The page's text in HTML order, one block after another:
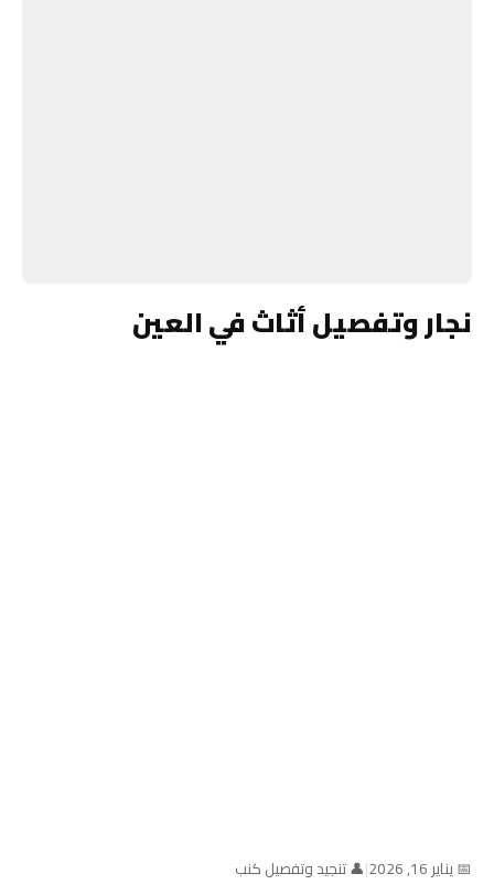
نجار وتفصيل أثاث في العين
📅 يناير 16, 2026 |👤 تنجيد وتفصيل كنب